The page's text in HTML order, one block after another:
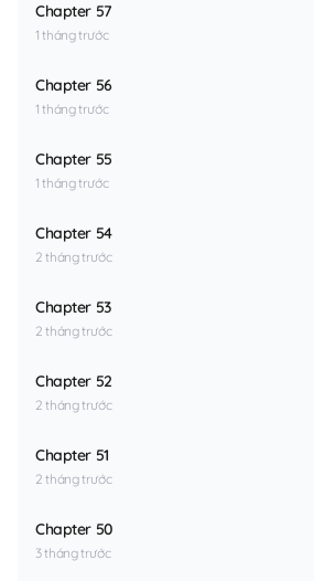
Chapter 57
1 tháng trước
Chapter 56
1 tháng trước
Chapter 55
1 tháng trước
Chapter 54
2 tháng trước
Chapter 53
2 tháng trước
Chapter 52
2 tháng trước
Chapter 51
2 tháng trước
Chapter 50
3 tháng trước